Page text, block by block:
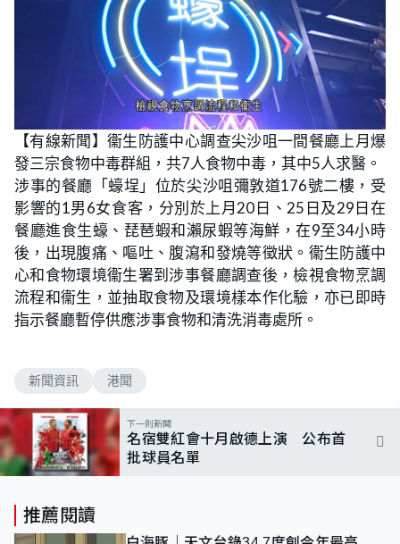
【有線新聞】衞生防護中心調查尖沙咀一間餐廳上月爆
發三宗食物中毒群組，共7人食物中毒，其中5人求醫。
涉事的餐廳「蠔埕」位於尖沙咀彌敦道176號二樓，受
影響的1男6女食客，分別於上月20日、25日及29日在
餐廳進食生蠔、琵琶蝦和瀨尿蝦等海鮮，在9至34小時
後，出現腹痛、嘔吐、腹瀉和發燒等徵狀。衞生防護中
心和食物環境衞生署到涉事餐廳調查後，檢視食物烹調
流程和衞生，並抽取食物及環境樣本作化驗，亦已即時
指示餐廳暫停供應涉事食物和清洗消毒處所。
新聞資訊 港聞
下一則新聞
名宿雙紅會十月啟德上演 公布首
批球員名單
推薦閱讀